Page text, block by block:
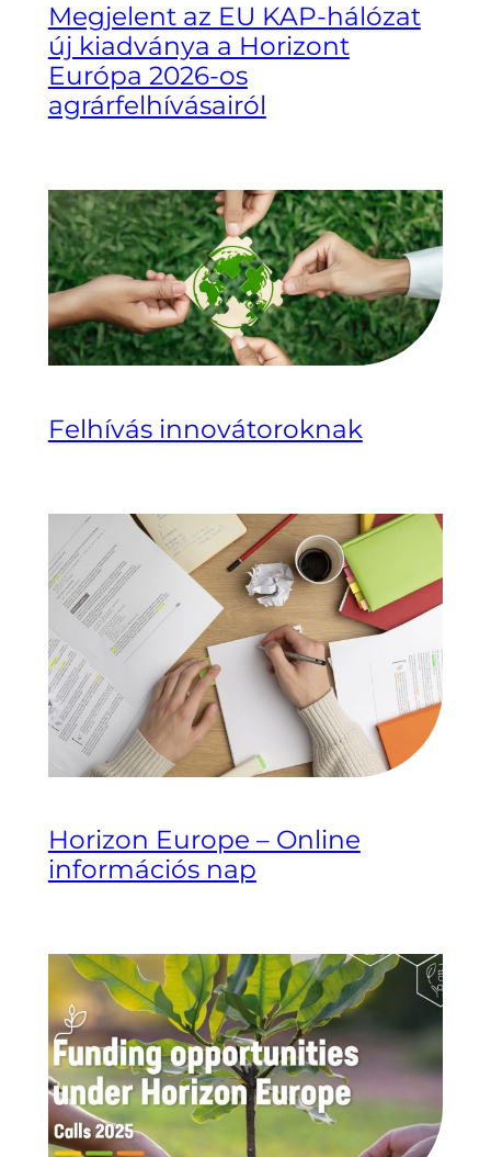
Megjelent az EU KAP-hálózat
új kiadványa a Horizont
Európa 2026-os
agrárfelhívásairól
Felhívás innovátoroknak
Horizon Europe – Online
információs nap